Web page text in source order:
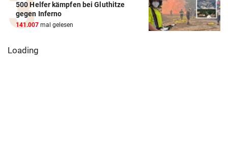
500 Helfer kämpfen bei Gluthitze
gegen Inferno
141.007 mal gelesen